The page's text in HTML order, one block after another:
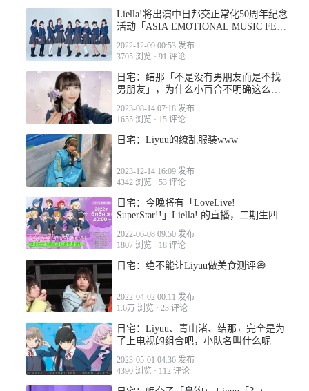
Liella!将出演中日邦交正常化50周年纪念
活动「ASIA EMOTIONAL MUSIC FES
2022-12-09 00:53 发布
3705 浏览 · 91 评论
日宅：结那「不是没有男朋友而是不找
男朋友」，为什么小百合不明确这么说
2023-08-14 07:18 发布
1655 浏览 · 15 评论
日宅：Liyuu的缭乱服装www
2023-12-14 16:09 发布
4342 浏览 · 53 评论
日宅：今晚将有「LoveLive!
SuperStar!!」Liella! 的直播，二期生四名
成员也将第一次出场！
2022-06-08 09:50 发布
1807 浏览 · 18 评论
日宅：绝不能让Liyuu做美食测评😅
2022-04-02 00:11 发布
1.6万 浏览 · 23 评论
日宅：Liyuu、青山渚、结那←完全是为
了上电视的组合吧，小队名叫什么呢
2023-05-01 04:36 发布
4390 浏览 · 112 评论